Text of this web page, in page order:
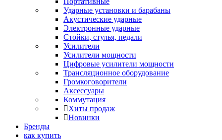
Ударные установки и барабаны
Акустические ударные
Электронные ударные
Стойки, стулья, педали
Усилители
Усилители мощности
Цифровые усилители мощности
Трансляционное оборудование
Громкоговорители
Аксессуары
Коммутация
Хиты продаж
Новинки
Бренды
как купить